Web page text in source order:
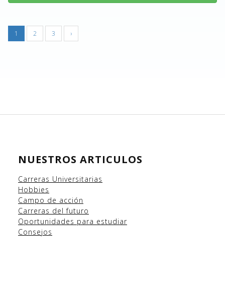
1 2 3 ›
NUESTROS ARTICULOS
Carreras Universitarias
Hobbies
Campo de acción
Carreras del futuro
Oportunidades para estudiar
Consejos